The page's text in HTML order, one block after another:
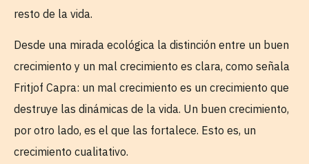
resto de la vida.
Desde una mirada ecológica la distinción entre un buen
crecimiento y un mal crecimiento es clara, como señala
Fritjof Capra: un mal crecimiento es un crecimiento que
destruye las dinámicas de la vida. Un buen crecimiento,
por otro lado, es el que las fortalece. Esto es, un
crecimiento cualitativo.